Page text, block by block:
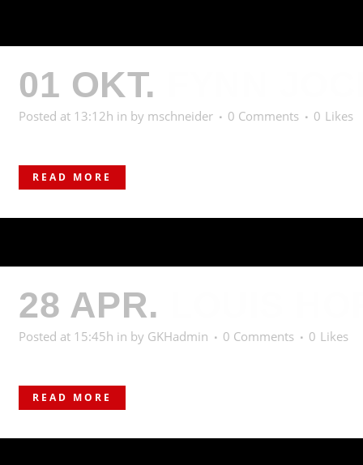
01 OKT.
Posted at 13:12h in by mschneider 0 Comments 0 Likes
READ MORE
28 APR.
Posted at 15:45h in by GKHadmin 0 Comments 0 Likes
READ MORE